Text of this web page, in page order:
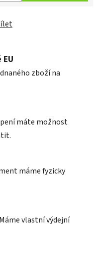
zboží na
máte možnost
máme fyzicky
vlastní výdejní